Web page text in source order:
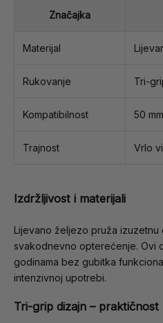
Značajka
Materijal
Rukovanje Tri-
Kompatibilnost 50
Trajnost Vrlo
Izdržljivost i materijali
Lijevano željezo pruža izuzetnu
svakodnevno opterećenje. Ovi
godinama bez gubitka
intenzivnoj upotrebi.
Tri-grip dizajn –